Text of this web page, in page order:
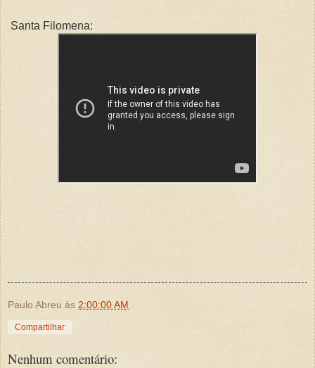
Santa Filomena:
Paulo Abreu às 2:00:00 AM
Compartilhar
Nenhum comentário: